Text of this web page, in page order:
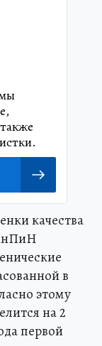
качества
в
этому
на 2
первой